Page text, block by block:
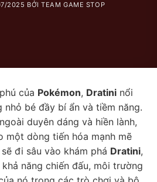
2025 BỞITEAM GAME STOP
của Pokémon, Dratini nổi
nhỏ bé đầy bí ẩn và tiềm năng.
duyên dáng và hiền lành,
một dòng tiến hóa mạnh mẽ
đi sâu vào khám phá Dratini,
năng chiến đấu, môi trường